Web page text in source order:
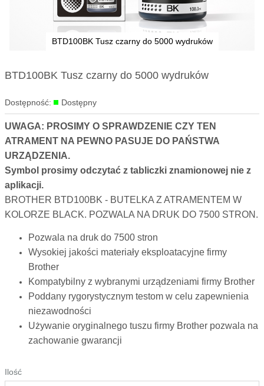
BTD100BK Tusz czarny do 5000 wydruków
Dostępność: Dostępny
BTD100BK Tusz czarny do 5000 wydruków
the
of the
gallery
UWAGA: PROSIMY O SPRAWDZENIE CZY TEN
ATRAMENT NA PEWNO PASUJE DO PAŃSTWA
URZĄDZENIA.
Symbol prosimy odczytać z tabliczki znamionowej nie z
aplikacji.
BROTHER BTD100BK - BUTELKA Z ATRAMENTEM W
KOLORZE BLACK. POZWALA NA DRUK DO 7500 STRON.
Pozwala na druk do 7500 stron
Wysokiej jakości materiały eksploatacyjne firmy
Brother
Kompatybilny z wybranymi urządzeniami firmy Brother
Poddany rygorystycznym testom w celu zapewnienia
niezawodności
Używanie oryginalnego tuszu firmy Brother pozwala na
zachowanie gwarancji
Ilość